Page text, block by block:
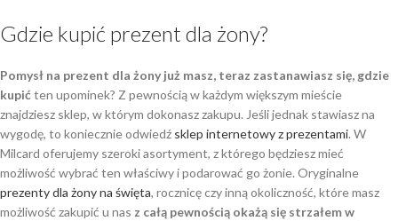
Gdzie kupić prezent dla żony?
Pomysł na prezent dla żony już masz, teraz zastanawiasz się, gdzie
kupićten upominek? Z pewnością w każdym większym mieście
znajdziesz sklep, w którym dokonasz zakupu. Jeśli jednak stawiasz na
wygodę, to koniecznie odwiedź sklep internetowy z prezentami. W
Milcard oferujemy szeroki asortyment, z którego będziesz mieć
możliwość wybrać ten właściwy i podarować go żonie. Oryginalne
prezenty dla żony na święta, rocznicę czy inną okoliczność, które masz
możliwość zakupić u nas z całą pewnością okażą się strzałem w